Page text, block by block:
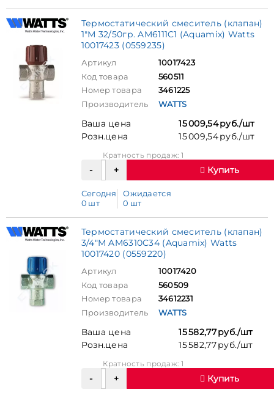
Термостатический смеситель (клапан)
1"М 32/50гр. AM6111C1 (Aquamix) Watts
10017423 (0559235)
Артикул
10017423
Код товара
560511
Номер товара
3461225
Производитель
WATTS
Ваша цена
15 009,54 руб./шт
Розн.цена
15 009,54 руб./шт
Кратность продаж: 1
Купить
Сегодня
0 шт
Ожидается
0 шт
Термостатический смеситель (клапан)
3/4"М AM6310C34 (Aquamix) Watts
10017420 (0559220)
Артикул
10017420
Код товара
560509
Номер товара
34612231
Производитель
WATTS
Ваша цена
15 582,77 руб./шт
Розн.цена
15 582,77 руб./шт
Кратность продаж: 1
Купить